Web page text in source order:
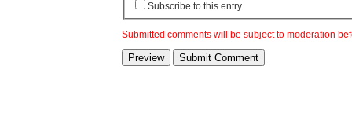
Subscribe to this entry
Submitted comments will be subject to moderation